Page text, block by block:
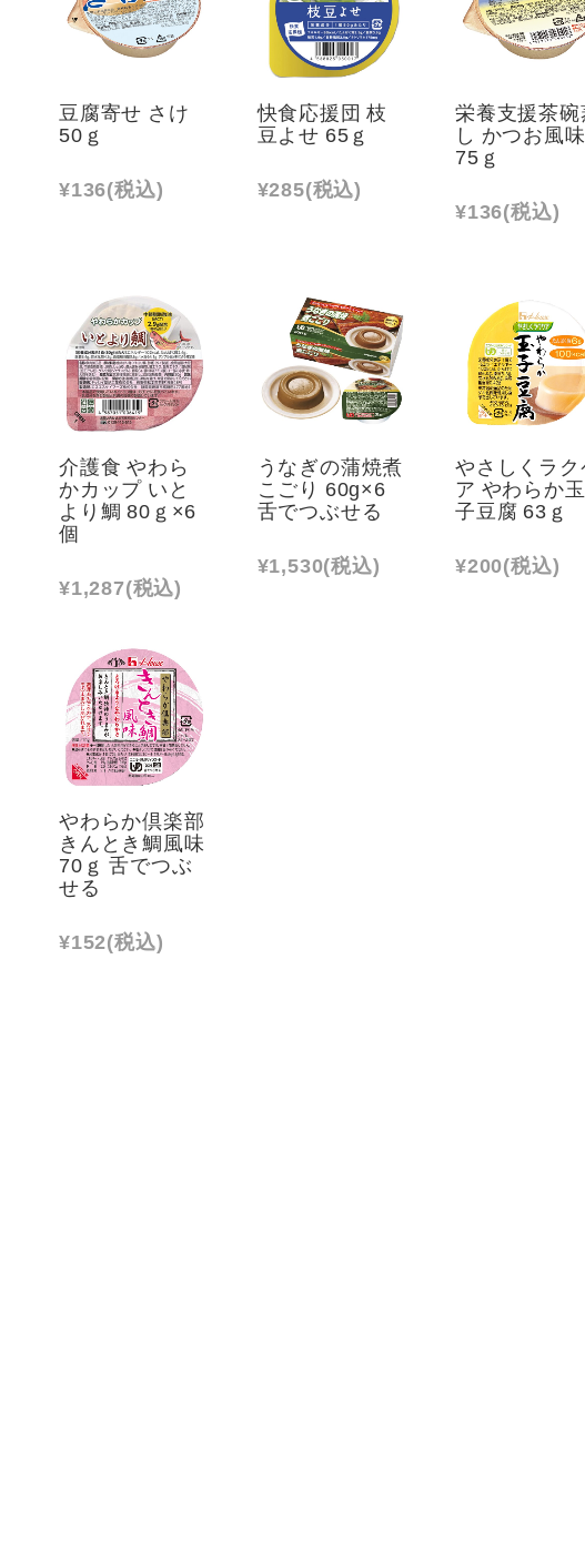
豆腐寄せ さけ
50ｇ
¥136(税込)
快食応援団 枝
豆よせ 65ｇ
¥285(税込)
栄養支援茶
し かつお風味
75ｇ
¥136(税込)
介護食 やわら
かカップ いと
より鯛 80ｇ×6
個
¥1,287(税込)
うなぎの蒲焼煮
こごり 60g×6
舌でつぶせる
¥1,530(税込)
やさしくラ
ア やわらか玉
子豆腐 63ｇ
¥200(税込)
やわらか倶楽部
きんとき鯛風味
70ｇ 舌でつぶ
せる
¥152(税込)